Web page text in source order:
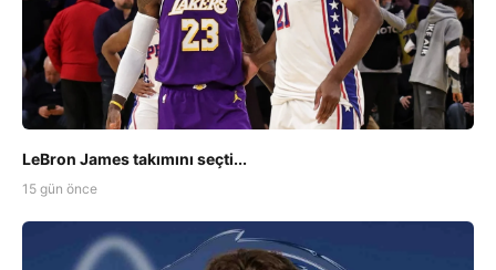
LeBron James takımını seçti...
15 gün önce